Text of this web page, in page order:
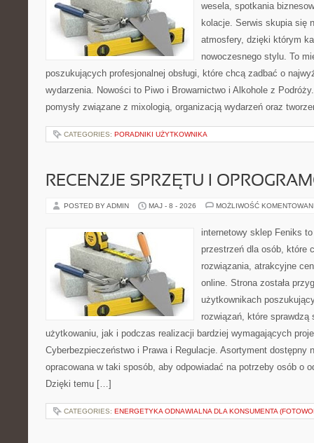
wesela, spotkania
kolacje. Serwis skupia się
atmosfery, dzięki którym
nowoczesnego stylu. To
poszukujących profesjonalnej obsługi, które chcą zadbać o
wydarzenia. Nowości to Piwo i Browarnictwo i Alkohole z
pomysły związane z mixologią, organizacją wydarzeń oraz
CATEGORIES: PORADNIKI UŻYTKOWNIKA
RECENZJE SPRZĘTU I
POSTED BY ADMIN MAJ - 8 - 2026 MOŻLIWOŚĆ
internetowy sklep Feniks
przestrzeń dla osób, które
rozwiązania, atrakcyjne
online. Strona została
użytkownikach
rozwiązań, które sprawdzą
użytkowaniu, jak i podczas realizacji bardziej wymagających
Cyberbezpieczeństwo i Prawa i Regulacje. Asortyment dostępny
opracowana w taki sposób, aby odpowiadać na potrzeby osób o
Dzięki temu […]
CATEGORIES: ENERGETYKA ODNAWIALNA DLA KONSUMENTA